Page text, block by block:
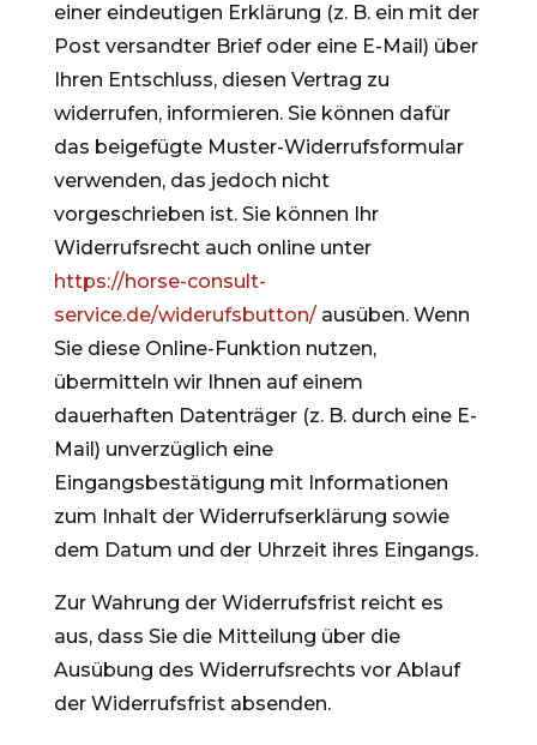
einer eindeutigen Erklärung (z. B. ein mit der
Post versandter Brief oder eine E-Mail) über
Ihren Entschluss, diesen Vertrag zu
widerrufen, informieren. Sie können dafür
das beigefügte Muster-Widerrufsformular
verwenden, das jedoch nicht
vorgeschrieben ist. Sie können Ihr
Widerrufsrecht auch online unter
https://horse-consult-
service.de/widerufsbutton/ausüben. Wenn
Sie diese Online-Funktion nutzen,
übermitteln wir Ihnen auf einem
dauerhaften Datenträger (z. B. durch eine E-
Mail) unverzüglich eine
Eingangsbestätigung mit Informationen
zum Inhalt der Widerrufserklärung sowie
dem Datum und der Uhrzeit ihres Eingangs.
Zur Wahrung der Widerrufsfrist reicht es
aus, dass Sie die Mitteilung über die
Ausübung des Widerrufsrechts vor Ablauf
der Widerrufsfrist absenden.